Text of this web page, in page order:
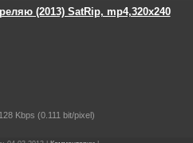
(2013) SatRip, mp4,320x240
Kbps (0.111 bit/pixel)